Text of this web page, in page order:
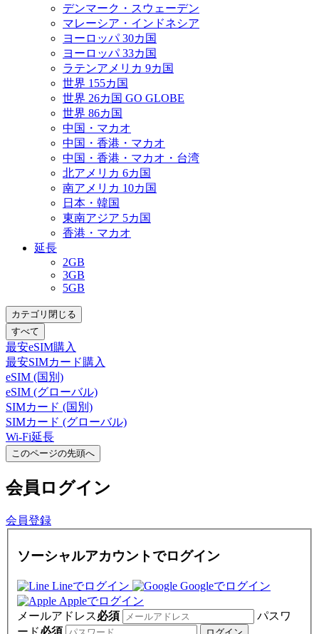
デンマーク・スウェーデン
マレーシア・インドネシア
ヨーロッパ 30カ国
ヨーロッパ 33カ国
ラテンアメリカ 9カ国
世界 155カ国
世界 26カ国 GO GLOBE
世界 86カ国
中国・マカオ
中国・香港・マカオ
中国・香港・マカオ・台湾
北アメリカ 6カ国
南アメリカ 10カ国
日本・韓国
東南アジア 5カ国
香港・マカオ
延長
2GB
3GB
5GB
カテゴリ閉じる
すべて
最安eSIM購入
最安SIMカード購入
eSIM (国別)
eSIM (グローバル)
SIMカード (国別)
SIMカード (グローバル)
Wi-Fi延長
このページの先頭へ
会員 ログイン
会員登録
ソーシャルアカウントでログイン
Lineでログイン
Googleでログイン
Appleでログイン
メールアドレス必須
パスワ
ード必須